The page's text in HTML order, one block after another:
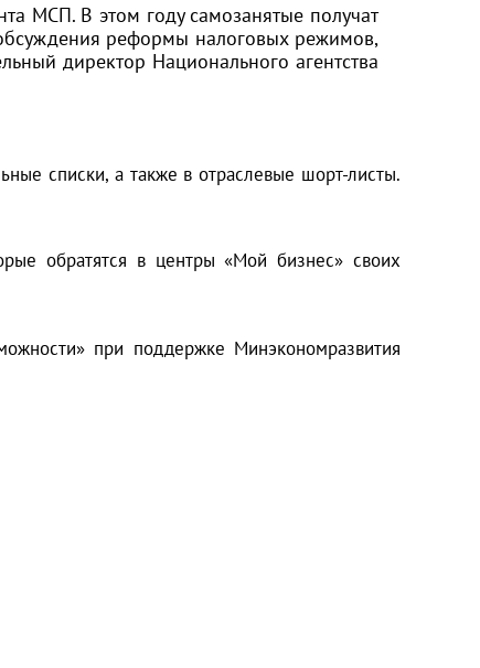
МСП. В этом году самозанятые получат
реформы налоговых режимов,
директор Национального агентства
списки, а также в отраслевые шорт-листы.
обратятся в центры «Мой бизнес» своих
при поддержке Минэкономразвития